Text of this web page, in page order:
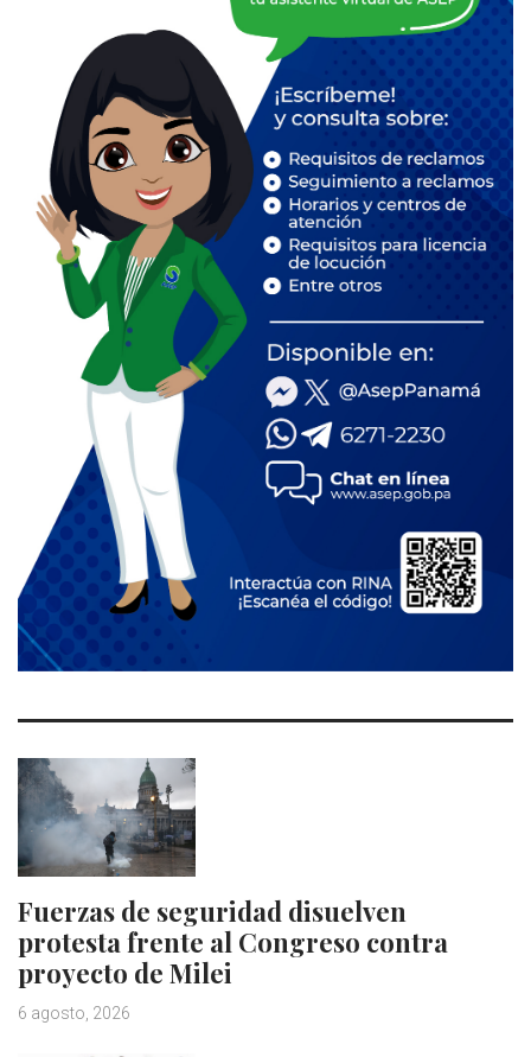
Fuerzas de seguridad disuelven
protesta frente al Congreso contra
proyecto de Milei
6 agosto, 2026